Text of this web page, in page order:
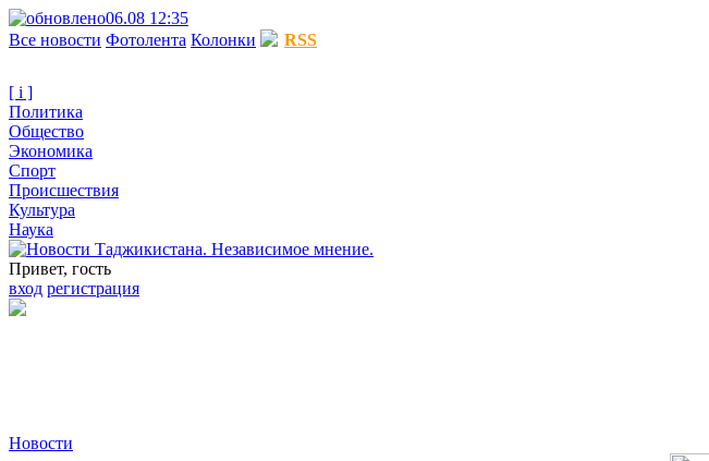
06.08 12:35
Все новости Фотолента Колонки RSS
[ i ]
Политика
Общество
Экономика
Спорт
Происшествия
Культура
Наука
Привет, гость
вход регистрация
Новости